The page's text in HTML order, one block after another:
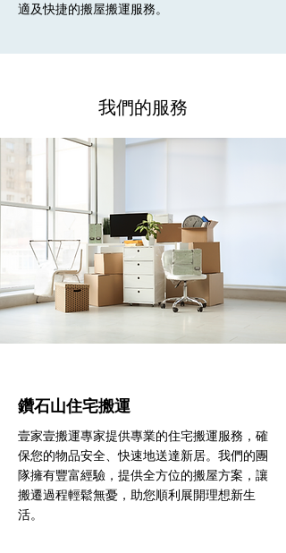
適及快捷的搬屋搬運服務。
我們的服務
鑽石山住宅搬運
壹家壹搬運專家提供專業的住宅搬運服務，確
保您的物品安全、快速地送達新居。我們的團
隊擁有豐富經驗，提供全方位的搬屋方案，讓
搬遷過程輕鬆無憂，助您順利展開理想新生
活。